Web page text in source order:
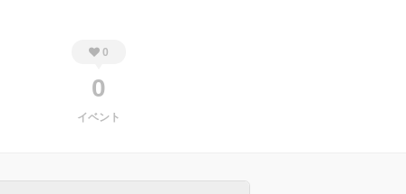
0
0
イベント